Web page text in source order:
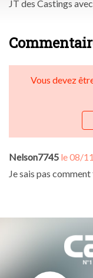
JT des Castings
Vous devez
Nelson7745 le 08/
Je sais pas